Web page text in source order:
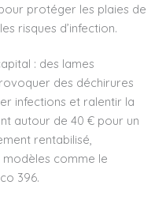
protéger les plaies de
risques d’infection.
: des lames
des déchirures
infections et ralentir la
autour de 40 € pour un
rentabilisé,
comme le
396.